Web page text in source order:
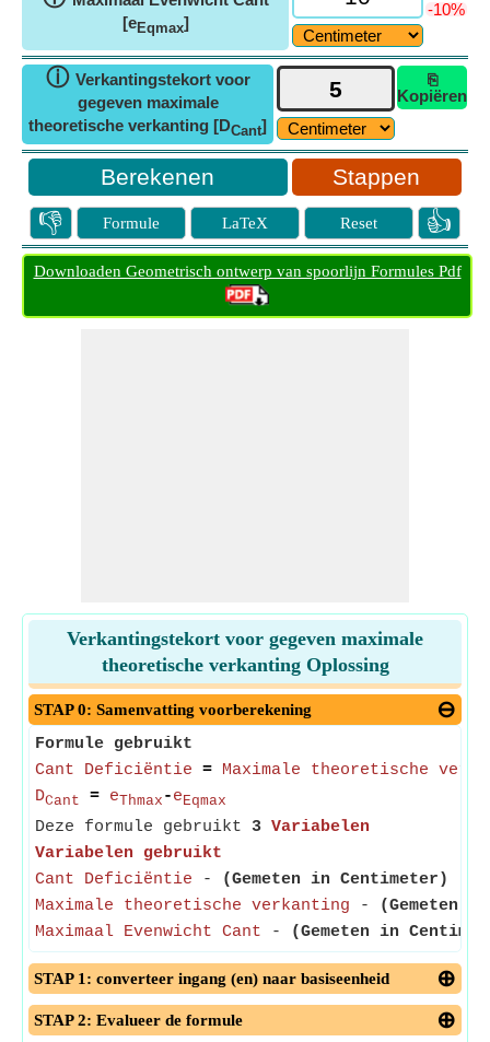
[eEqmax]
-10%
ⓘ Verkantingstekort voor
gegeven maximale
theoretische verkanting [DCant]
⎘
Kopiëren
Stappen
👎 Formule LaTeX Reset 👍
Downloaden Geometrisch ontwerp van spoorlijn Formules Pdf
Verkantingstekort voor gegeven maximale
theoretische verkanting Oplossing
STAP 0: Samenvatting voorberekening
Formule gebruikt
Cant Deficiëntie = Maximale theoretische
DCant = e Thmax -eEqmax
Deze formule gebruikt 3 Variabelen
Variabelen gebruikt
Cant Deficiëntie - (Gemeten in Centimeter)
Maximale theoretische verkanting -
(Gemeten
Maximaal Evenwicht Cant - (Gemeten in
STAP 1: converteer ingang (en) naar basiseenheid
STAP 2: Evalueer de formule